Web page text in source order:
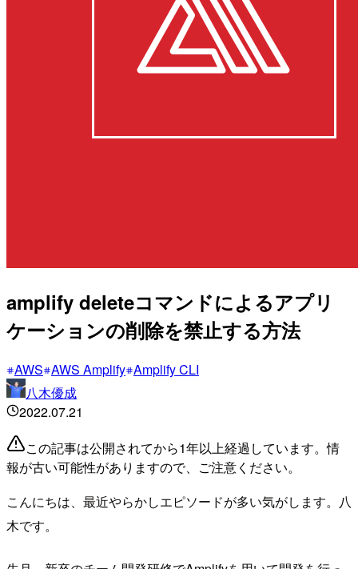
amplify deleteコマンドによるアプリ
ケーションの削除を禁止する方法
AWS AWS Amplify Amplify CLI
八木優成
2022.07.21
この記事は公開されてから1年以上経過しています。情
報が古い可能性がありますので、ご注意ください。
こんにちは、最近やらかしエピソードが多い気がします。八
木です。